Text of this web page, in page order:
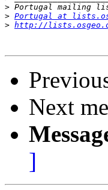
>
> Portugal at
> http://
Next
]